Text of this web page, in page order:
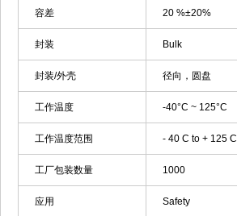
容差 20 %±20%
封装 Bulk
封装/外壳 径向，圆盘
工作温度 -40°C ~ 125°C
工作温度范围 - 40 C to + 125 C
工厂包装数量 1000
应用 Safety